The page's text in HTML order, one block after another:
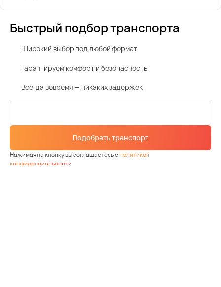
Быстрый подбор транспорта
Широкий выбор под любой формат
Гарантируем комфорт и безопасность
Всегда вовремя — никаких задержек
Подобрать транспорт
Нажимая на кнопку вы соглашаетесь сполитикой
конфиденциальности